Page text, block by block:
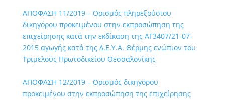
ΑΠΟΦΑΣΗ 11/2019 – Ορισμός πληρεξούσιου
δικηγόρου προκειμένου στην εκπροσώπηση της
επιχείρησης κατά την εκδίκαση της ΑΓ3407/21-07-
2015 αγωγής κατά της Δ.Ε.Υ.Α. Θέρμης ενώπιον του
Τριμελούς Πρωτοδικείου Θεσσαλονίκης
ΑΠΟΦΑΣΗ 12/2019 – Ορισμός δικηγόρου
προκειμένου στην εκπροσώπηση της επιχείρησης